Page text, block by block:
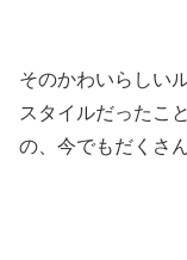
そのかわいらしい
スタイルだったこ
の、今でもだくさ